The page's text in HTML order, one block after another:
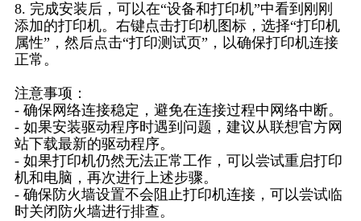
8. 完成安装后，可以在“设备和打印机”中看到刚刚
添加的打印机。右键点击打印机图标，选择“打印机
属性”，然后点击“打印测试页”，以确保打印机连接
正常。
注意事项：
- 确保网络连接稳定，避免在连接过程中网络中断。
- 如果安装驱动程序时遇到问题，建议从联想官方网
站下载最新的驱动程序。
- 如果打印机仍然无法正常工作，可以尝试重启打印
机和电脑，再次进行上述步骤。
- 确保防火墙设置不会阻止打印机连接，可以尝试临
时关闭防火墙进行排查。